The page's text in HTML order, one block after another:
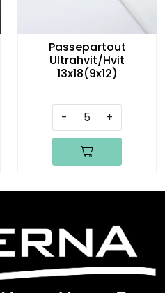
Passepartout
Ultrahvit/Hvit
13x18(9x12)
- +